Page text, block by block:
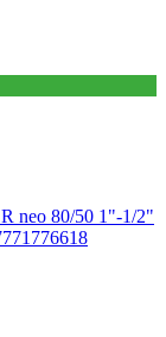
neo 80/50 1"-1/2"